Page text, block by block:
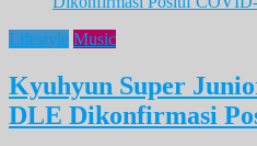
Lifestyle Music
Kyuhyun Super
DLE Dikonfirmasi